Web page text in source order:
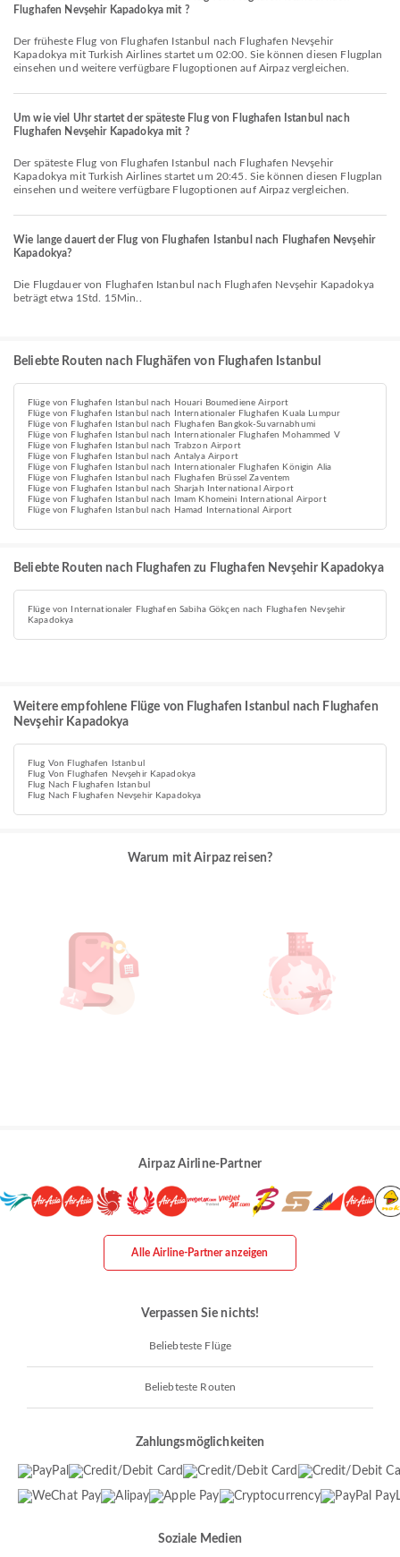
Flughafen Nevşehir Kapadokya mit ?
Der früheste Flug von Flughafen Istanbul nach Flughafen Nevşehir
Kapadokya mit Turkish Airlines startet um 02:00. Sie können diesen Flugplan
einsehen und weitere verfügbare Flugoptionen auf Airpaz vergleichen.
Um wie viel Uhr startet der späteste Flug von Flughafen Istanbul nach
Flughafen Nevşehir Kapadokya mit ?
Der späteste Flug von Flughafen Istanbul nach Flughafen Nevşehir
Kapadokya mit Turkish Airlines startet um 20:45. Sie können diesen Flugplan
einsehen und weitere verfügbare Flugoptionen auf Airpaz vergleichen.
Wie lange dauert der Flug von Flughafen Istanbul nach Flughafen Nevşehir
Kapadokya?
Die Flugdauer von Flughafen Istanbul nach Flughafen Nevşehir Kapadokya
beträgt etwa 1Std. 15Min..
Beliebte Routen nach Flughäfen von Flughafen Istanbul
Flüge von Flughafen Istanbul nach Houari Boumediene Airport
Flüge von Flughafen Istanbul nach Internationaler Flughafen Kuala Lumpur
Flüge von Flughafen Istanbul nach Flughafen Bangkok-Suvarnabhumi
Flüge von Flughafen Istanbul nach Internationaler Flughafen Mohammed V
Flüge von Flughafen Istanbul nach Trabzon Airport
Flüge von Flughafen Istanbul nach Antalya Airport
Flüge von Flughafen Istanbul nach Internationaler Flughafen Königin Alia
Flüge von Flughafen Istanbul nach Flughafen Brüssel Zaventem
Flüge von Flughafen Istanbul nach Sharjah International Airport
Flüge von Flughafen Istanbul nach Imam Khomeini International Airport
Flüge von Flughafen Istanbul nach Hamad International Airport
Beliebte Routen nach Flughafen zu Flughafen Nevşehir Kapadokya
Flüge von Internationaler Flughafen Sabiha Gökçen nach Flughafen Nevşehir
Kapadokya
Weitere empfohlene Flüge von Flughafen Istanbul nach Flughafen
Nevşehir Kapadokya
Flug Von Flughafen Istanbul
Flug Von Flughafen Nevşehir Kapadokya
Flug Nach Flughafen Istanbul
Flug Nach Flughafen Nevşehir Kapadokya
Warum mit Airpaz reisen?
Airpaz Airline-Partner
Alle Airline-Partner anzeigen
Verpassen Sie nichts!
Beliebteste Flüge
Beliebteste Routen
Zahlungsmöglichkeiten
Soziale Medien